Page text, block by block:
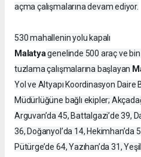
açma çalışmalarına devam ediyor.
530 mahallenin yolu kapalı
Malatyagenelinde 500 araç ve
tuzlama çalışmalarına başlayan
Yol ve Altyapı Koordinasyon Daire
Müdürlüğüne bağlı ekipler;
Arguvan’da 45, Battalgazi’de 39,
36, Doğanyol’da 14, Hekimhan’da
Pütürge’de 64, Yazıhan’da 31,